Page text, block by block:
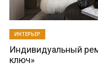
ИНТЕРЬЕР
Индивидуальный
ключ»